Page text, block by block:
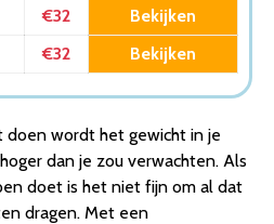
€32 Bekijken
€32 Bekijken
doen wordt het gewicht in je
dan je zou verwachten. Als
doet is het niet fijn om al dat
dragen. Met een